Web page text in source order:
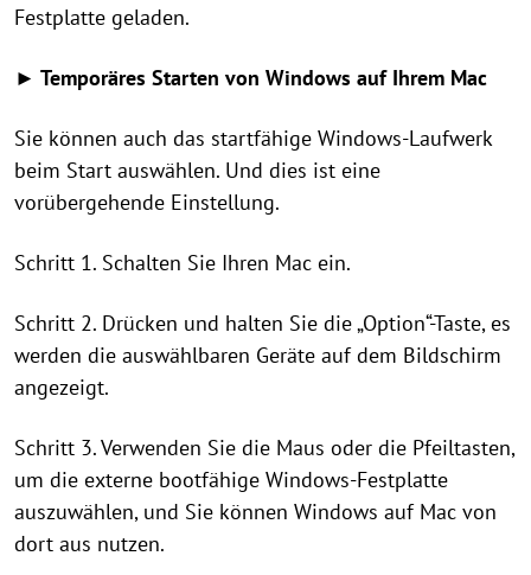
Festplatte geladen.
► Temporäres Starten von Windows auf Ihrem Mac
Sie können auch das startfähige Windows-Laufwerk
beim Start auswählen. Und dies ist eine
vorübergehende Einstellung.
Schritt 1. Schalten Sie Ihren Mac ein.
Schritt 2. Drücken und halten Sie die „Option“-Taste, es
werden die auswählbaren Geräte auf dem Bildschirm
angezeigt.
Schritt 3. Verwenden Sie die Maus oder die Pfeiltasten,
um die externe bootfähige Windows-Festplatte
auszuwählen, und Sie können Windows auf Mac von
dort aus nutzen.